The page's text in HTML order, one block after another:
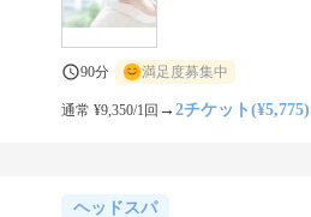
90分 満足度募集中
通常 ¥9,350/1回 →2チケット(¥5,775)
ヘッドスパ